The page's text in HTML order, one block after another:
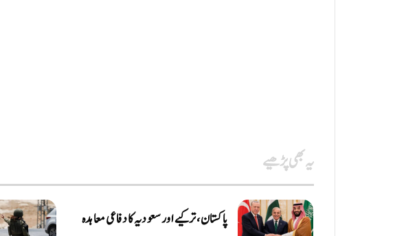
یہ بھی پڑھیے
پاکستان، ترکیے اور سعودیہ کا دفاعی معاہدہ